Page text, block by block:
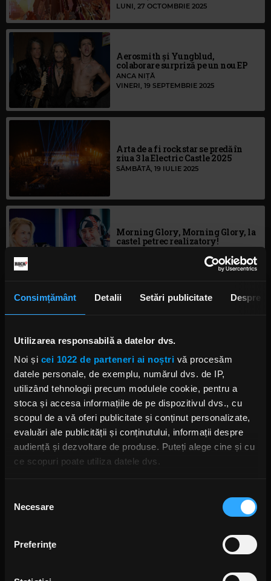
Consimțământ Detalii Setări publicitate Despre
Utilizarea responsabilă a datelor dvs.
Noi și cei 1022 de parteneri ai noștri vă procesăm
datele personale, de exemplu, numărul dvs. de IP,
utilizând tehnologii precum modulele cookie, pentru a
stoca și accesa informațiile de pe dispozitivul dvs., cu
scopul de a vă oferi publicitate și conținut personalizate,
evaluări ale publicității și conținutului, informații despre
audiență și dezvoltare de produse. Puteți alege cine și cu
ce scopuri poate utiliza datele dvs.
Să colectăm informațiile cu privire la locația dvs.
Să vă identificăm dispozitivul scanândul-l în mod
activ după caracteristici specifice (amprentare)
consimțământului
Necesare
Preferinţe
LUNI, 27 OCTOMBRIE 2025
Aerosmith și Yungblud,
colaborare surpriză pe un nou EP
ANCA NIȚĂ
VINERI, 19 SEPTEMBRIE 2025
Arta de a fi rockstar se predă în
ziua 3 la Electric Castle 2025
SÂMBĂTĂ, 19 IULIE 2025
Morning Glory, Morning Glory, la
castel petrec realizatory!
IRINA-MARIA MARINESCU
MARȚI, 6 DECEMBRIE 2022
Yungblud revine toamna asta cu
un LP inedit
MIERCURI, 18 MAI 2022
Yungblud va reveni mâine cu